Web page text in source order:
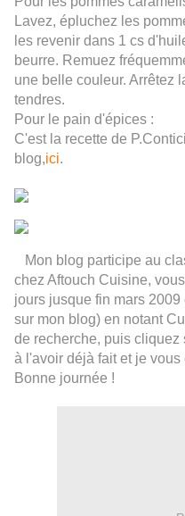
Lavez, épluchez les
les revenir dans 1 cs
beurre. Remuez
une belle couleur. Arrêtez
tendres.
Pour le pain d'épices :
C'est la recette de
blog,ici.
Mon blog participe au
chez Aftouch Cuisine,
jours jusque fin mars
sur mon blog) en notant
de recherche, puis cliquez
à l'avoir déjà fait et je vous
Bonne journée !